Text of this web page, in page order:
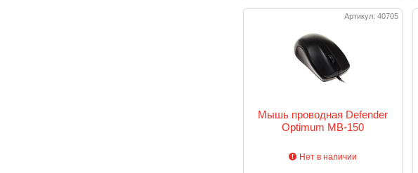
Артикул: 40705
Мышь проводная Defender
Optimum MB-150
Нет в наличии